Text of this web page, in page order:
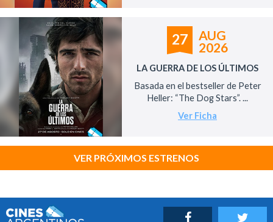
27
AUG
2026
LA GUERRA DE LOS ÚLTIMOS
Basada en el bestseller de Peter
Heller: “The Dog Stars”. ...
Ver Ficha
VER PRÓXIMOS ESTRENOS